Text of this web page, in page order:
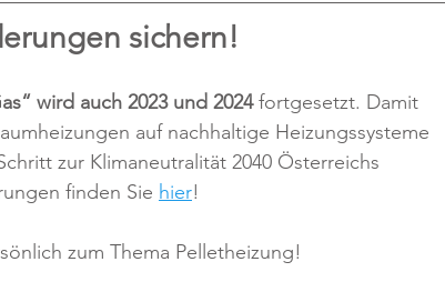
sichern!
wird auch 2023 und 2024 fortgesetzt. Damit
auf nachhaltige Heizungssysteme
zur Klimaneutralität 2040 Österreichs
finden Sie hier!
zum Thema Pelletheizung!